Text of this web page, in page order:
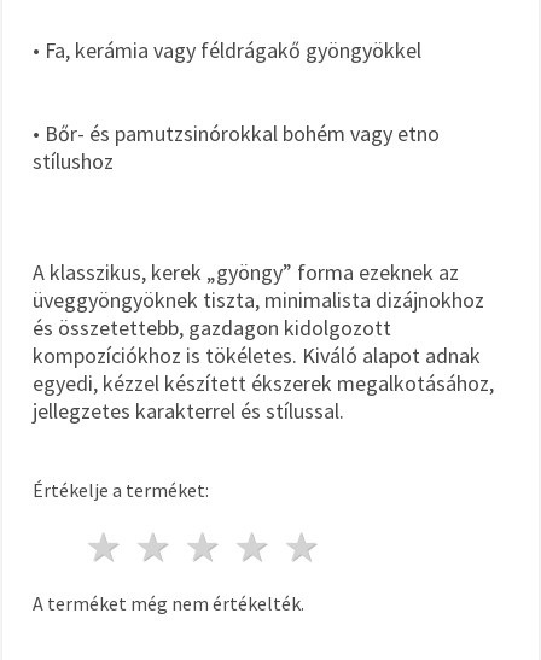
• Fa, kerámia vagy féldrágakő gyöngyökkel
• Bőr- és pamutzsinórokkal bohém vagy etno
stílushoz
A klasszikus, kerek „gyöngy” forma ezeknek az
üveggyöngyöknek tiszta, minimalista dizájnokhoz
és összetettebb, gazdagon kidolgozott
kompozíciókhoz is tökéletes. Kiváló alapot adnak
egyedi, kézzel készített ékszerek megalkotásához,
jellegzetes karakterrel és stílussal.
Értékelje a terméket:
4 csillagok
3 csillagok
2 csillagok
1 csillag
A terméket még nem értékelték.